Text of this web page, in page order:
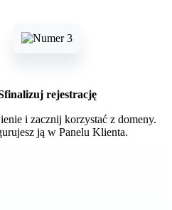
rejestrację
i zacznij korzystać z domeny.
ją w Panelu Klienta.